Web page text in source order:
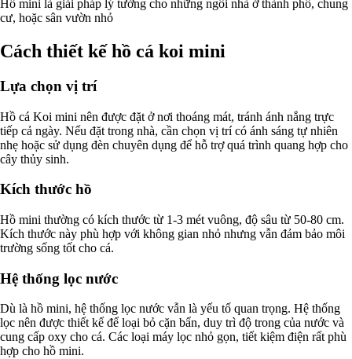
Hồ mini là giải pháp lý tưởng cho những ngôi nhà ở thành phố, chung
cư, hoặc sân vườn nhỏ
Cách thiết kế hồ cá koi mini
Lựa chọn vị trí
Hồ cá Koi mini nên được đặt ở nơi thoáng mát, tránh ánh nắng trực
tiếp cả ngày. Nếu đặt trong nhà, cần chọn vị trí có ánh sáng tự nhiên
nhẹ hoặc sử dụng đèn chuyên dụng để hỗ trợ quá trình quang hợp cho
cây thủy sinh.
Kích thước hồ
Hồ mini thường có kích thước từ 1-3 mét vuông, độ sâu từ 50-80 cm.
Kích thước này phù hợp với không gian nhỏ nhưng vẫn đảm bảo môi
trường sống tốt cho cá.
Hệ thống lọc nước
Dù là hồ mini, hệ thống lọc nước vẫn là yếu tố quan trọng. Hệ thống
lọc nên được thiết kế để loại bỏ cặn bẩn, duy trì độ trong của nước và
cung cấp oxy cho cá. Các loại máy lọc nhỏ gọn, tiết kiệm điện rất phù
hợp cho hồ mini.